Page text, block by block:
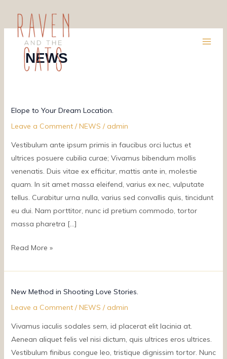
content
NEWS
Elope to Your Dream Location.
Leave a Comment /NEWS /admin
Vestibulum ante ipsum primis in faucibus orci luctus et
ultrices posuere cubilia curae; Vivamus bibendum mollis
venenatis. Duis vitae ex efficitur, mattis ante in, molestie
quam. In sit amet massa eleifend, varius ex nec, vulputate
tellus. Curabitur urna nulla, varius sed convallis quis, tincidunt
eu dui. Nam porttitor, nunc id pretium commodo, tortor
massa pharetra […]
Elope
Dream
Location.
Read More »
New Method in Shooting Love Stories.
Leave a Comment /NEWS /admin
Vivamus iaculis sodales sem, id placerat elit lacinia at.
Aenean aliquet felis vel nisi dictum, quis ultrices eros ultrices.
Vestibulum finibus congue leo, tristique dignissim tortor. Nunc
New
Shooting
Love
Stories.